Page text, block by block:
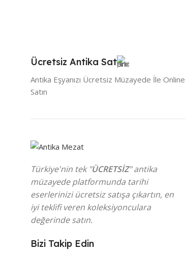
Ücretsiz Antika Sat
Antika Eşyanızı Ücretsiz Müzayede İle Online
Satın
Türkiye'nin tek "ÜCRETSİZ" antika
müzayede platformunda tarihi
eserlerinizi ücretsiz satışa çıkartın, en
iyi teklifi veren koleksiyonculara
değerinde satın.
Bizi Takip Edin